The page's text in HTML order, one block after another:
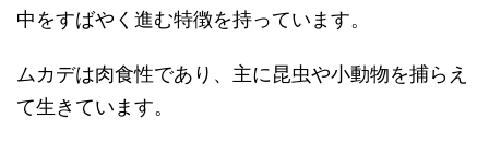
中をすばやく進む特徴を持っています。
ムカデは肉食性であり、主に昆虫や小動物を捕らえ
て生きています。